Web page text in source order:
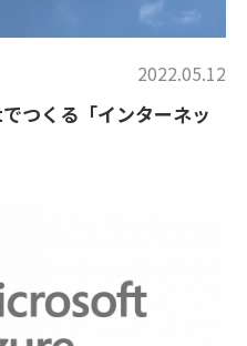
2022.05.12
つくる「インターネッ